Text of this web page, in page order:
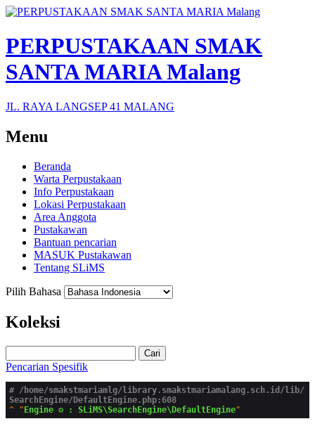
PERPUSTAKAAN SMAK
SANTA MARIA Malang
JL. RAYA LANGSEP 41 MALANG
Menu
Beranda
Warta Perpustakaan
Info Perpustakaan
Lokasi Perpustakaan
Area Anggota
Pustakawan
Bantuan pencarian
MASUK Pustakawan
Tentang SLiMS
Pilih Bahasa
Koleksi
Cari
Pencarian Spesifik
# /home/smakstmariamlg/library.smakstmariamalang.sch.id/lib/
SearchEngine/DefaultEngine.php:608
^
"Engine ⚙️ : SLiMS\SearchEngine\DefaultEngine